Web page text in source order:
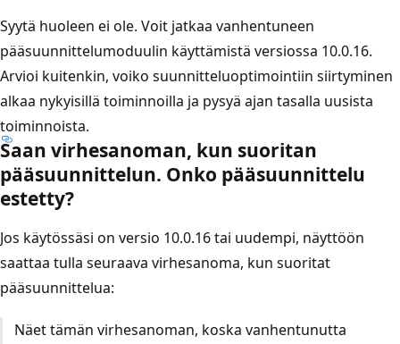
Syytä huoleen ei ole. Voit jatkaa vanhentuneen
pääsuunnittelumoduulin käyttämistä versiossa 10.0.16.
Arvioi kuitenkin, voiko suunnitteluoptimointiin siirtyminen
alkaa nykyisillä toiminnoilla ja pysyä ajan tasalla uusista
toiminnoista.
Saan virhesanoman, kun suoritan
pääsuunnittelun. Onko pääsuunnittelu
estetty?
Jos käytössäsi on versio 10.0.16 tai uudempi, näyttöön
saattaa tulla seuraava virhesanoma, kun suoritat
pääsuunnittelua:
Näet tämän virhesanoman, koska vanhentunutta